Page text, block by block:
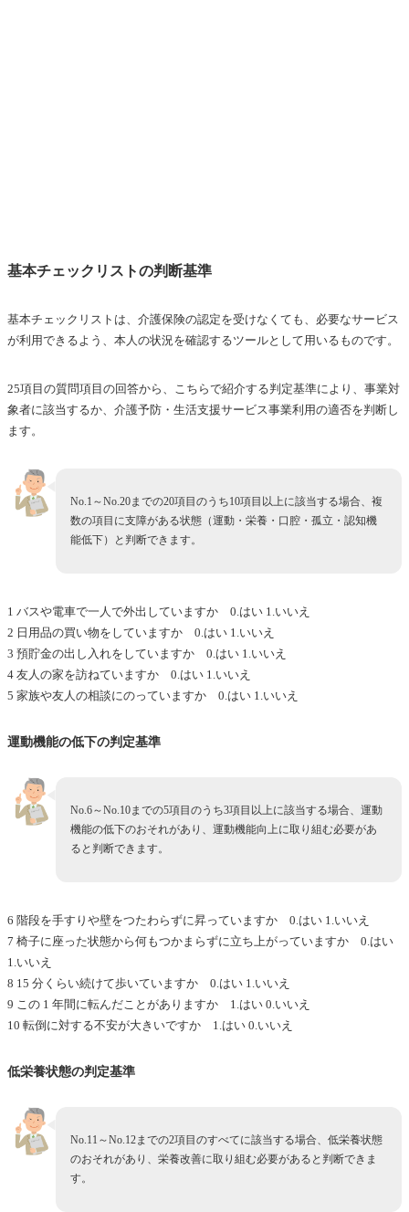
基本チェックリストの判断基準
基本チェックリストは、介護保険の認定を受けなくても、必要なサービス
が利用できるよう、本人の状況を確認するツールとして用いるものです。
25項目の質問項目の回答から、こちらで紹介する判定基準により、事業対
象者に該当するか、介護予防・生活支援サービス事業利用の適否を判断し
ます。
No.1～No.20までの20項目のうち10項目以上に該当する場合、複
数の項目に支障がある状態（運動・栄養・口腔・孤立・認知機
能低下）と判断できます。
1 バスや電車で一人で外出していますか 0.はい 1.いいえ
2 日用品の買い物をしていますか 0.はい 1.いいえ
3 預貯金の出し入れをしていますか 0.はい 1.いいえ
4 友人の家を訪ねていますか 0.はい 1.いいえ
5 家族や友人の相談にのっていますか 0.はい 1.いいえ
運動機能の低下の判定基準
No.6～No.10までの5項目のうち3項目以上に該当する場合、運動
機能の低下のおそれがあり、運動機能向上に取り組む必要があ
ると判断できます。
6 階段を手すりや壁をつたわらずに昇っていますか 0.はい 1.いいえ
7 椅子に座った状態から何もつかまらずに立ち上がっていますか 0.はい
1.いいえ
8 15 分くらい続けて歩いていますか 0.はい 1.いいえ
9 この 1 年間に転んだことがありますか 1.はい 0.いいえ
10 転倒に対する不安が大きいですか 1.はい 0.いいえ
低栄養状態の判定基準
No.11～No.12までの2項目のすべてに該当する場合、低栄養状態
のおそれがあり、栄養改善に取り組む必要があると判断できま
す。